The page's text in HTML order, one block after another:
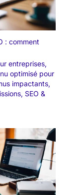
: comment
entreprises,
optimisé pour
impactants,
, SEO &